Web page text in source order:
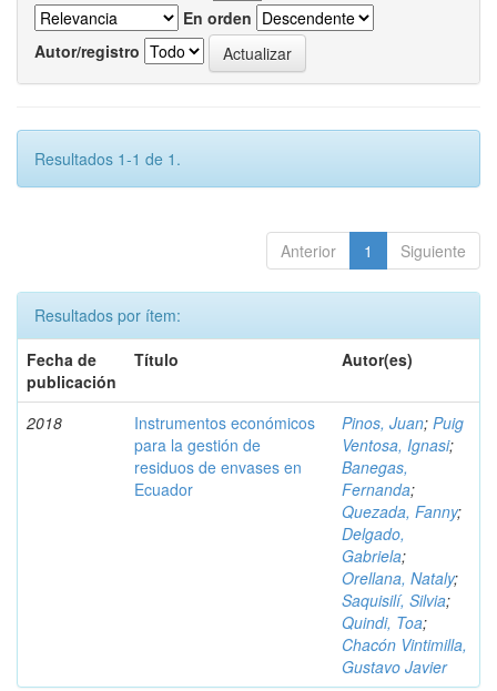
En orden
Autor/registro
Resultados 1-1 de 1.
Anterior 1 Siguiente
Resultados por ítem:
Fecha de
publicación
Título Autor(es)
2018
Instrumentos económicos
para la gestión de
residuos de envases en
Ecuador
Pinos, Juan; Puig
Ventosa, Ignasi;
Banegas,
Fernanda;
Quezada, Fanny;
Delgado,
Gabriela;
Orellana, Nataly;
Saquisilí, Silvia;
Quindi, Toa;
Chacón Vintimilla,
Gustavo Javier